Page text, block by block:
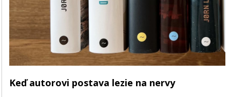
Keď autorovi postava lezie na nervy